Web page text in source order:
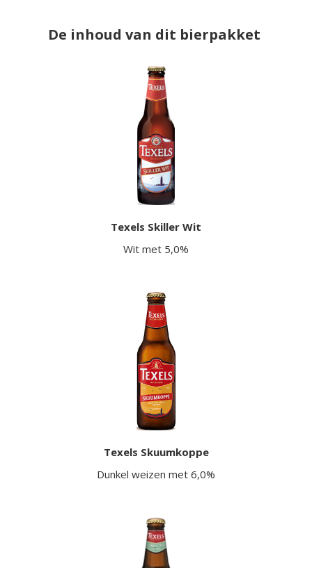
De inhoud van dit bierpakket
Texels Skiller Wit
Wit met 5,0%
Texels Skuumkoppe
Dunkel weizen met 6,0%